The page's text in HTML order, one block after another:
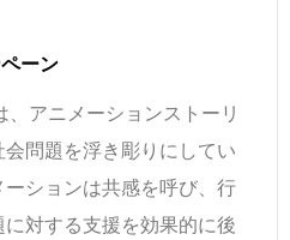
ーン
アニメーションストーリ
問題を浮き彫りにしてい
ションは共感を呼び、行
対する支援を効果的に後